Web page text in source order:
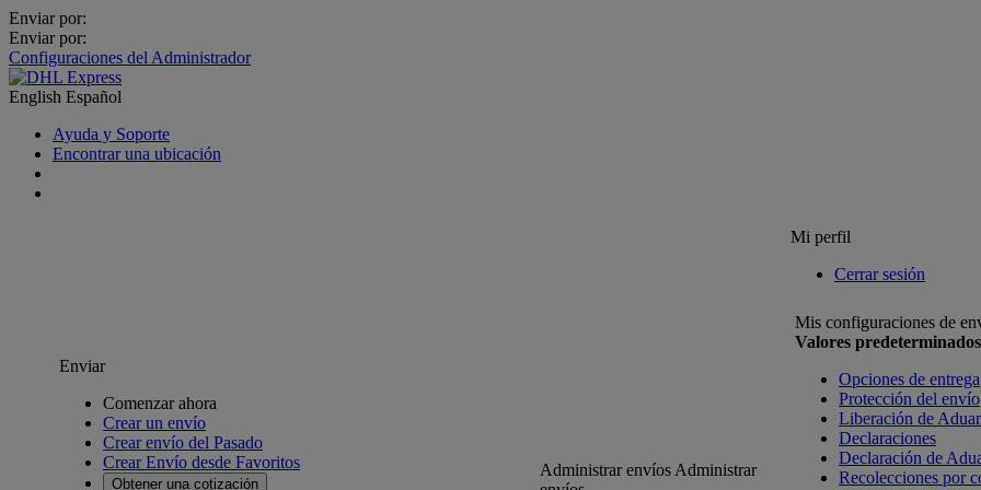
Enviar por:
Enviar por:
Configuraciones del Administrador
English Español
Ayuda y Soporte
Encontrar una ubicación
Mi perfil
Cerrar sesión
Enviar
Comenzar ahora
Crear un envío
Crear envío del Pasado
Crear Envío desde Favoritos
Obtener una cotización
Administrar envíos Administrar
Mis configuraciones de
Valores
Opciones de entrega
Protección del envío
Liberación de
Declaraciones
Declaración de
Recolecciones por